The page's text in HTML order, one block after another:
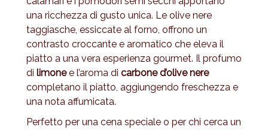
una ricchezza di gusto unica. Le olive nere
taggiasche, essiccate al forno, offrono un
contrasto croccante e aromatico che eleva il
piatto a una vera esperienza gourmet. Il profumo
di limonee l’aroma di carbone d’olive nere
completano il piatto, aggiungendo freschezza e
una nota affumicata.
Perfetto per una cena speciale o per chi cerca un